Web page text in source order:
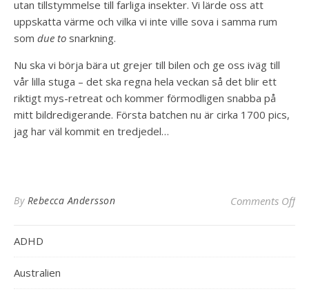
utan tillstymmelse till farliga insekter. Vi lärde oss att
uppskatta värme och vilka vi inte ville sova i samma rum
som due to snarkning.
Nu ska vi börja bära ut grejer till bilen och ge oss iväg till
vår lilla stuga – det ska regna hela veckan så det blir ett
riktigt mys-retreat och kommer förmodligen snabba på
mitt bildredigerande. Första batchen nu är cirka 1700 pics,
jag har väl kommit en tredjedel…
By Rebecca Andersson Comments Offon
ADHD
Australien